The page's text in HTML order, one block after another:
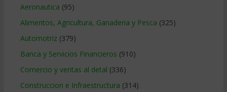
Aeronautica (95)
Alimentos, Agricultura, Ganaderia y Pesca (325)
Automotriz(379)
Banca y Servicios Financieros (910)
Comercio y ventas al detal (336)
Construccion e Infraestructura (314)